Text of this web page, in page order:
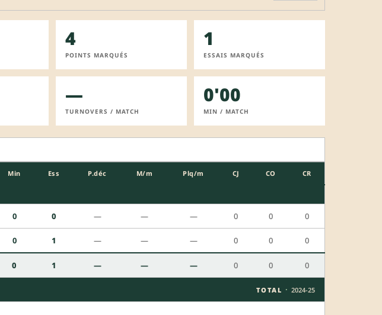
4
POINTS MARQUÉS
1
ESSAIS MARQUÉS
—
TURNOVERS / MATCH
0'00
MIN / MATCH
Min Ess P.déc M/m Plq/m CJ CO CR
0 0 — — — 0 0 0
0 1 — — — 0 0 0
0 1 — — — 0 0 0
TOTAL · 2024-25